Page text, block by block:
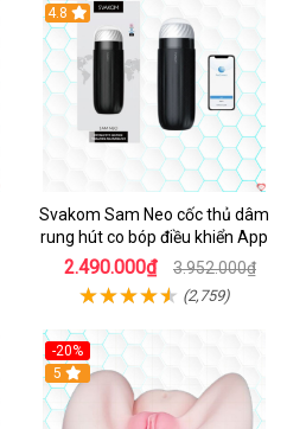
4.8
Svakom Sam Neo cốc thủ dâm
rung hút co bóp điều khiển App
2.490.000₫ 3.952.000₫
(2,759)
-20%
Hot
5